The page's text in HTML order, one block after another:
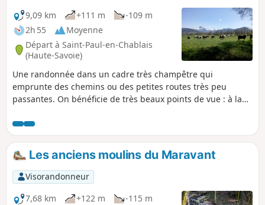
9,09 km
+111 m
-109 m
2h 55
Moyenne
Départ à Saint-Paul-en-Chablais
(Haute-Savoie)
Une randonnée dans un cadre très champêtre qui
emprunte des chemins ou des petites routes très peu
passantes. On bénéficie de très beaux points de vue : à la
la descente, sur les Monts du Jura et par endroits le Lac
Léman. Deux oratoires sont également au rendez-vous.
Les anciens moulins du Maravant
Visorandonneur
7,68 km
+122 m
-115 m